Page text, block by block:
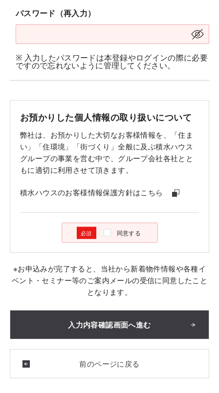
パスワード（再入力）
※ 入力したパスワードは本登録やログインの際に必要
ですので忘れないように管理してください。
お預かりした個人情報の取り扱いについて
弊社は、お預かりした大切なお客様情報を、「住ま
い」「住環境」「街づくり」全般に及ぶ積水ハウス
グループの事業を営む中で、グループ会社各社とと
もに適切に利用させて頂きます。
積水ハウスのお客様情報保護方針はこちら
同意する
※お申込みが完了すると、当社から新着物件情報や各種イ
ベント・セミナー等のご案内メールの受信に同意したこと
となります。